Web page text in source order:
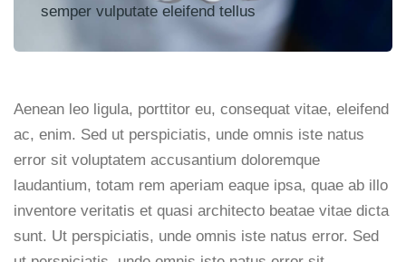
semper vulputate eleifend tellus
Aenean leo ligula, porttitor eu, consequat vitae, eleifend
ac, enim. Sed ut perspiciatis, unde omnis iste natus
error sit voluptatem accusantium doloremque
laudantium, totam rem aperiam eaque ipsa, quae ab illo
inventore veritatis et quasi architecto beatae vitae dicta
sunt. Ut perspiciatis, unde omnis iste natus error. Sed